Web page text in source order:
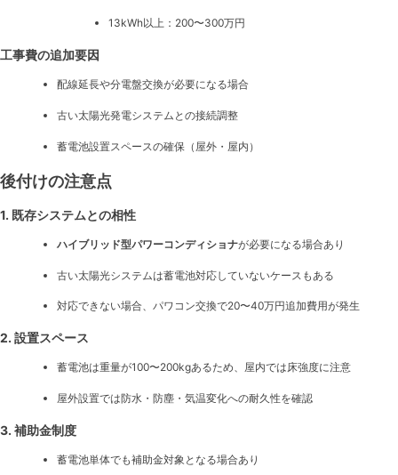
13kWh以上：200〜300万円
工事費の追加要因
配線延長や分電盤交換が必要になる場合
古い太陽光発電システムとの接続調整
蓄電池設置スペースの確保（屋外・屋内）
後付けの注意点
1. 既存システムとの相性
ハイブリッド型パワーコンディショナが必要になる場合あり
古い太陽光システムは蓄電池対応していないケースもある
対応できない場合、パワコン交換で20〜40万円追加費用が発生
2. 設置スペース
蓄電池は重量が100〜200kgあるため、屋内では床強度に注意
屋外設置では防水・防塵・気温変化への耐久性を確認
3. 補助金制度
蓄電池単体でも補助金対象となる場合あり